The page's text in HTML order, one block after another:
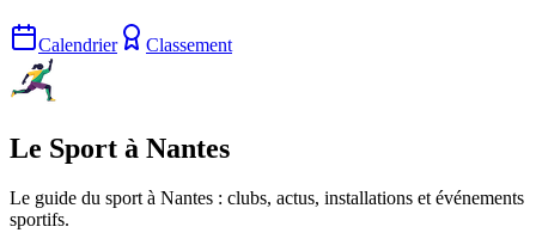
Calendrier Classement
Le Sport à Nantes
Le guide du sport à Nantes : clubs, actus, installations et événements
sportifs.